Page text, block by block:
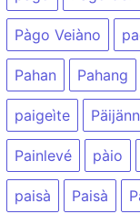
Pàgo Veiàno
Pahan Pahang
paigeìte
Painlevé pàio
paisà Paisà